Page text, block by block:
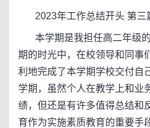
2023年工作总结开头 第三
本学期是我担任高二年级的
期的时光中，在校领导和同事
利地完成了本学期学校交付自
学期，虽然个人在教学上和业
绩，但还是有许多值得总结和
育作为实施素质教育的重要手